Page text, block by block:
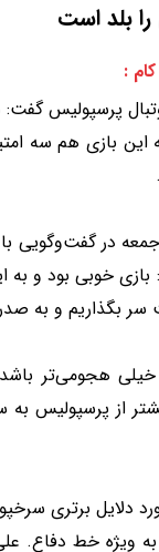
بلد است
:
پرسپولیس
این بازی هم سه
در گفت‌وگویی با
خوبی بود و به
بگذاریم و به
خیلی هجومی‌تر
از پرسپولیس به
دلایل برتری
به ویژه خط